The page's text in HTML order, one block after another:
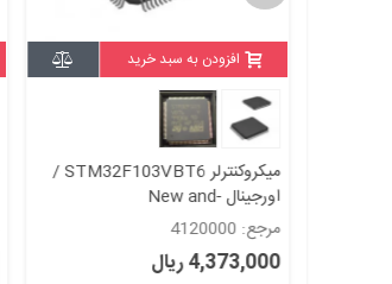
افزودن به سبد خرید
میکروکنترلر STM32F103VBT6 /
اورجینال -New and
original+گارانتی
مرجع: 4120000
4,373,000 ریال